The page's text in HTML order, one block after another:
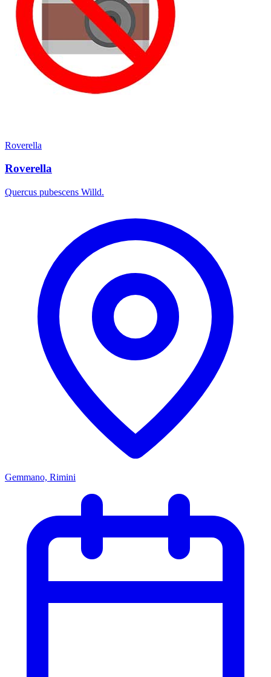
Roverella
Roverella
Quercus pubescens Willd.
Gemmano, Rimini